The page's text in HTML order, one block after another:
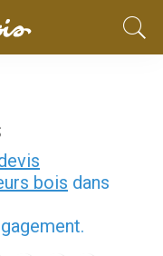
bois dans